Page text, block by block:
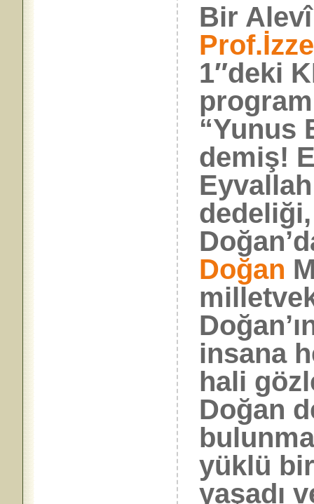
Bir
1″deki
“Yunus
demiş!
Doğan
insana
hali
Doğan
yüklü
yaşadı